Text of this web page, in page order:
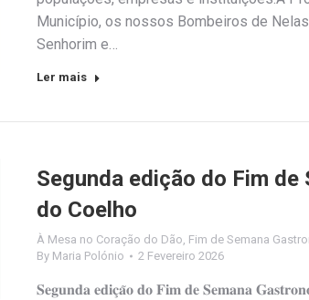
Município, os nossos Bombeiros de
Senhorim e…
Ler mais
Segunda edição do Fim
do Coelho
À Mesa no Coração do Dão, Fim de Semana
By Maria Polónio 2 Fevereiro 2026
𝐒𝐞𝐠𝐮𝐧𝐝𝐚 𝐞𝐝𝐢𝐜̧𝐚̃𝐨 𝐝𝐨 𝐅𝐢𝐦 𝐝𝐞 𝐒𝐞𝐦𝐚𝐧𝐚